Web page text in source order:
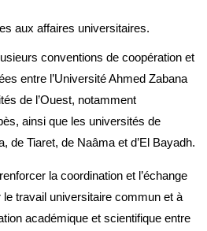
aux affaires universitaires.
conventions de coopération et
entre l’Université Ahmed Zabana
de l’Ouest, notamment
ainsi que les universités de
de Tiaret, de Naâma et d’El Bayadh.
la coordination et l’échange
le travail universitaire commun et à
académique et scientifique entre